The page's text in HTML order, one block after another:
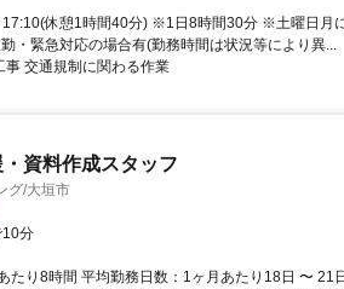
休憩1時間40分) ※1日8時間30分 ※土曜日月
・緊急対応の場合有(勤務時間は状況等により異...
交通規制に関わる作業
資料作成スタッフ
グ/大垣市
10分
たり8時間 平均勤務日数：1ヶ月あたり18日 〜 21日